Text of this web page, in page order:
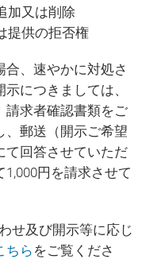
加又は削除
提供の拒否権
合、速やかに対処さ
につきましては、
請求者確認書類をご
、郵送（開示ご希望
て回答させていただ
円を請求させて
せ及び開示等に応じ
ちら をご覧くださ